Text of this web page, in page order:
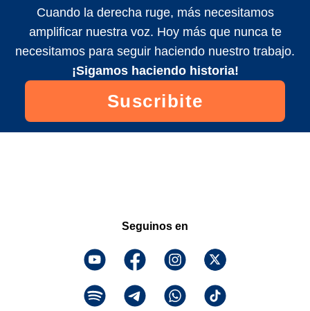
Cuando la derecha ruge, más necesitamos
amplificar nuestra voz. Hoy más que nunca te
necesitamos para seguir haciendo nuestro trabajo.
¡Sigamos haciendo historia!
Suscribite
Seguinos en